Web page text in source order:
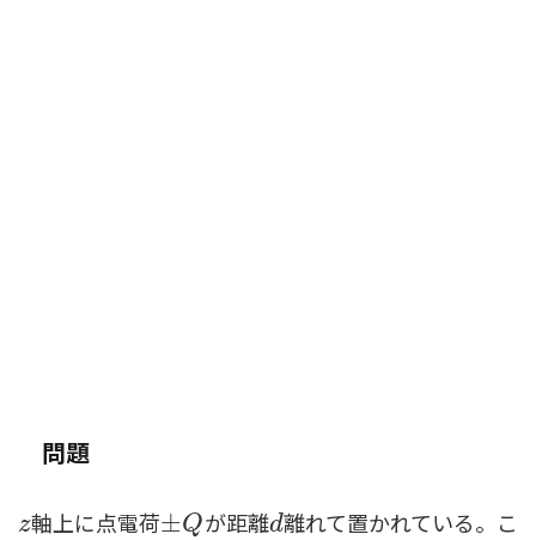
問題
z
z軸上に点電荷±Q
±Q が距離d
d離れて置かれている。こ